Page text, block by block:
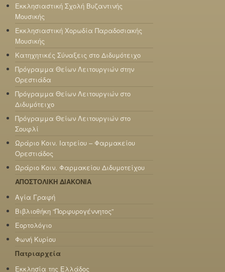
Εκκλησιαστική Σχολή Βυζαντινής
Μουσικής
Εκκλησιαστική Χορωδία Παραδοσιακής
Μουσικής
Κατηχητικές Σύναξεις στο Διδυμότειχο
Πρόγραμμα Θείων Λειτουργιών στην
Ορεστιάδα
Πρόγραμμα Θείων Λειτουργιών στο
Διδυμότειχο
Πρόγραμμα Θείων Λειτουργιών στο
Σουφλί
Ωράριο Κοιν. Ιατρείου – Φαρμακείου
Ορεστιάδος
Ωράριο Κοιν. Φαρμακείου Διδυμοτείχου
ΑΠΟΣΤΟΛΙΚΗ ΔΙΑΚΟΝΙΑ
Αγία Γραφή
Βιβλιοθήκη “Πορφυρογέννητος”
Εορτολόγιο
Φωνή Κυρίου
Πατριαρχεία
Εκκλησία της Ελλάδος